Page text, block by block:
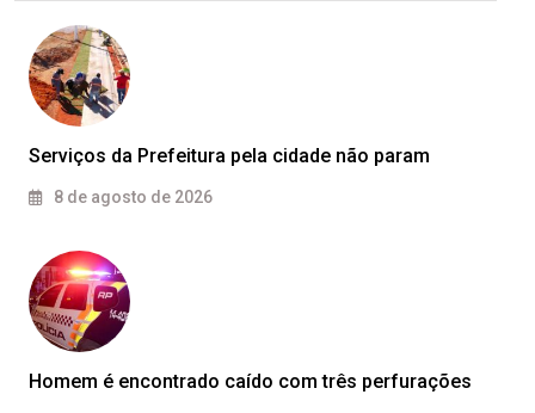
Serviços da Prefeitura pela cidade não param
8 de agosto de 2026
Homem é encontrado caído com três perfurações